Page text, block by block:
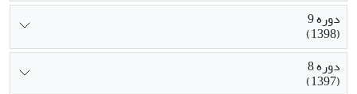
دوره 9
(1398)
دوره 8
(1397)